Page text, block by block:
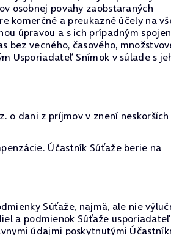
osobnej povahy zaobstaraných
komerčné a preukazné účely na
úpravou a s ich prípadným
vecného, časového,
Usporiadateľ Snímok v súlade s
o dani z príjmov v znení neskorších
Účastník Súťaže berie na
Súťaže, najmä, ale nie
a podmienok Súťaže usporiadateľ
údajmi poskytnutými